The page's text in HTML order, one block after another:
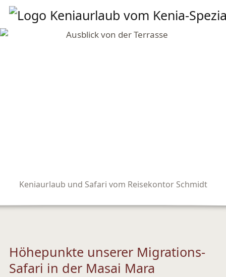
Keniaurlaub und Safari vom Reisekontor Schmidt
Höhepunkte unserer Migrations-
Safari in der Masai Mara